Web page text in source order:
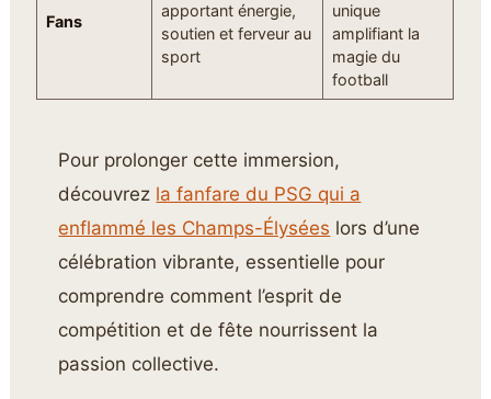
Fans
apportant énergie,
soutien et ferveur au
sport
unique
amplifiant la
magie du
football
Pour prolonger cette immersion,
découvrez la fanfare du PSG qui a
enflammé les Champs-Élysées lors d’une
célébration vibrante, essentielle pour
comprendre comment l’esprit de
compétition et de fête nourrissent la
passion collective.